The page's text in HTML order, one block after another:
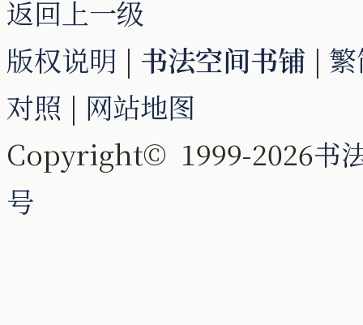
返回上一级
版权说明 | 书法空间书铺 |
对照 | 网站地图
Copyright© 1999-2026书
号